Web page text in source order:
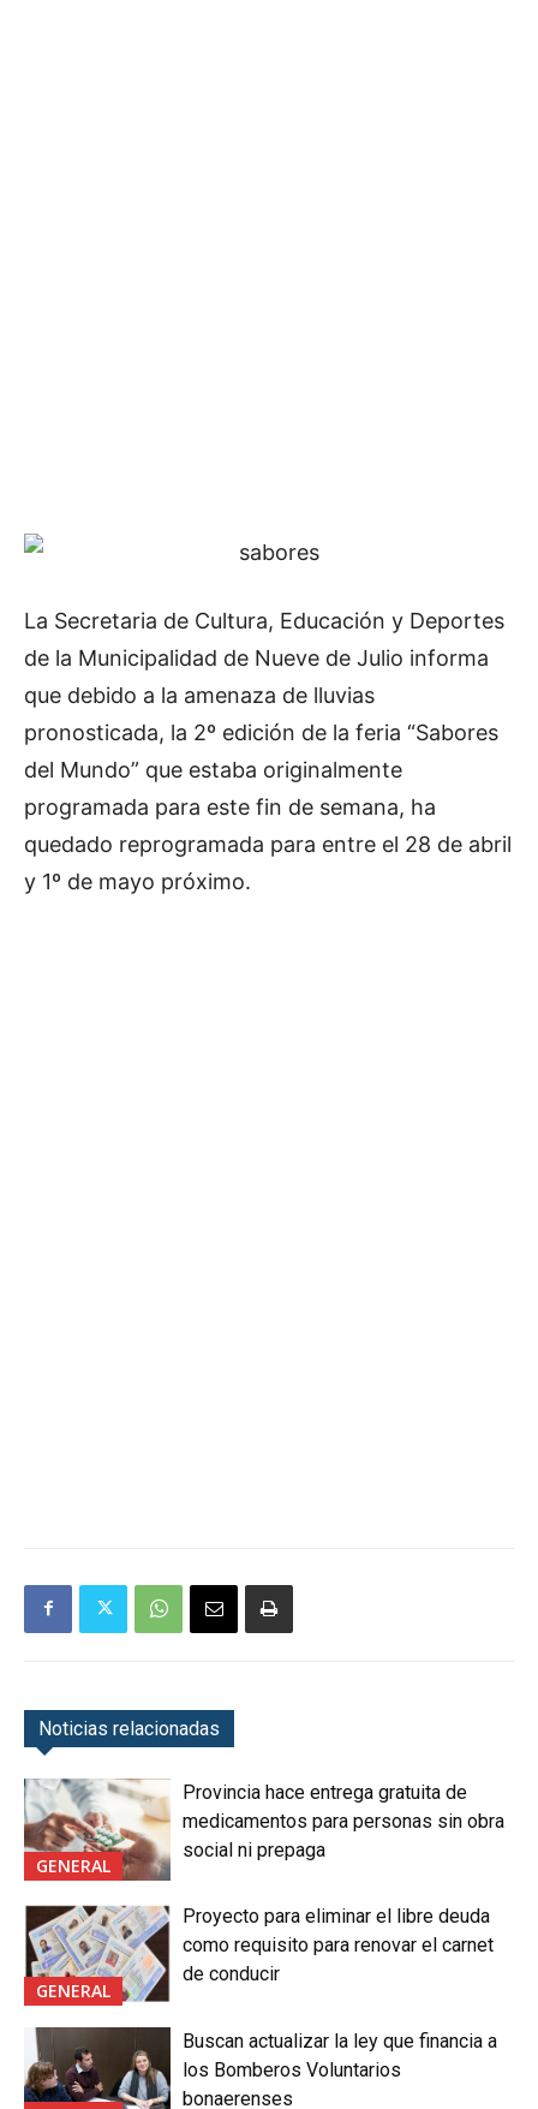
La Secretaria de Cultura, Educación y Deportes
de la Municipalidad de Nueve de Julio informa
que debido a la amenaza de lluvias
pronosticada, la 2º edición de la feria “Sabores
del Mundo” que estaba originalmente
programada para este fin de semana, ha
quedado reprogramada para entre el 28 de abril
y 1º de mayo próximo.
Noticias relacionadas
GENERAL
Provincia hace entrega gratuita de
medicamentos para personas sin obra
social ni prepaga
GENERAL
Proyecto para eliminar el libre deuda
como requisito para renovar el carnet
de conducir
Buscan actualizar la ley que financia a
los Bomberos Voluntarios
bonaerenses